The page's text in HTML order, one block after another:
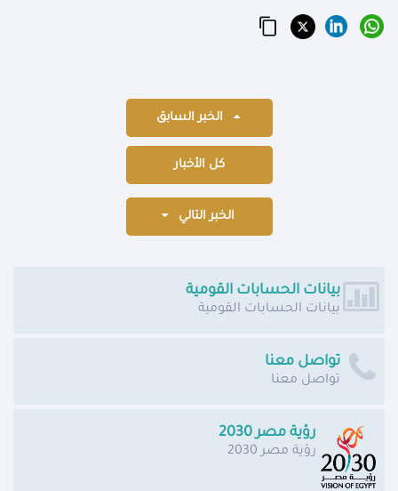
الخبر السابق
كل الأخبار
الخبر التالي
بيانات الحسابات القومية
بيانات الحسابات القومية
تواصل معنا
تواصل معنا
رؤية مصر 2030
رؤية مصر 2030